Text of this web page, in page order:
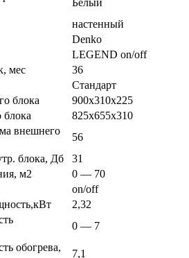
Белый
настенный
Denko
LEGEND on/off
мес
36
Стандарт
блока
900x310x225
блока
825x655x310
внешнего
56
блока, Дб
31
м2
0 — 70
on/off
2,32
0 — 7
обогрева,
7,1